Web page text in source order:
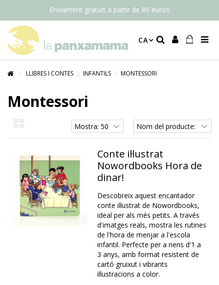
Enviament gratuït a partir de 80 euros
CA
LLIBRES I CONTES INFANTILS MONTESSORI
Montessori
Conte il·lustrat
Nowordbooks Hora de
dinar!
Descobreix aquest encantador
conte il·lustrat de Nowordbooks,
ideal per als més petits. A través
d'imatges reals, mostra les rutines
de l'hora de menjar a l'escola
infantil. Perfecte per a nens d'1 a
3 anys, amb format resistent de
cartó gruixut i vibrants
il·lustracions a color.